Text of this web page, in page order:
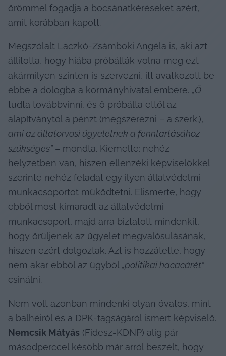
örömmel fogadja a bocsánatkéréseket azért,
amit korábban kapott.
Megszólalt Laczkó-Zsámboki Angéla is, aki azt
állította, hogy hiába próbálták volna meg ezt
akármilyen szinten is szervezni, itt avatkozott be
ebbe a dologba a kormányhivatal embere. „Ő
tudta továbbvinni, és ő próbálta ettől az
ami az állatorvosi ügyeletnek a fenntartásához
szükséges” – mondta. Kiemelte: nehéz
helyzetben van, hiszen ellenzéki képviselőkkel
szerinte nehéz feladat egy ilyen állatvédelmi
munkacsoportot működtetni. Elismerte, hogy
ebből most kimaradt az állatvédelmi
munkacsoport, majd arra biztatott mindenkit,
hogy örüljenek az ügyelet megvalósulásának,
hiszen ezért dolgoztak. Azt is hozzátette, hogy
nem akar ebből az ügyből „politikai hacacárét”
csinálni.
Nem volt azonban mindenki olyan óvatos, mint
Nemcsik Mátyás (Fidesz-KDNP) alig pár
másodperccel később már arról beszélt, hogy